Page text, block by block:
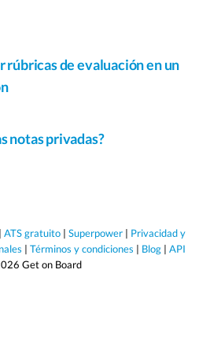
rúbricas de evaluación en un
notas privadas?
| ATS gratuito | Superpower | Privacidad y
| Términos y condiciones | Blog| API
Get on Board